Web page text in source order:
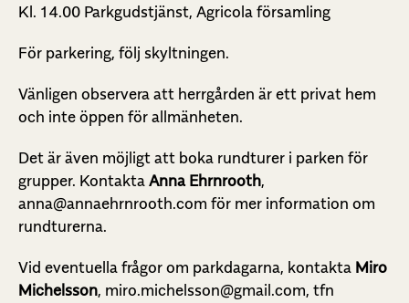
Kl. 14.00 Parkgudstjänst, Agricola församling
För parkering, följ skyltningen.
Vänligen observera att herrgården är ett privat hem
och inte öppen för allmänheten.
Det är även möjligt att boka rundturer i parken för
grupper. Kontakta Anna Ehrnrooth,
anna@annaehrnrooth.com för mer information om
rundturerna.
Vid eventuella frågor om parkdagarna, kontakta Miro
Michelsson, miro.michelsson@gmail.com, tfn